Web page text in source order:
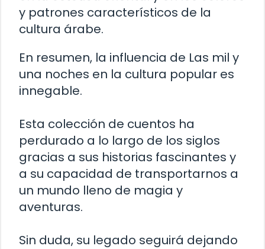
y patrones característicos de la
cultura árabe.
En resumen, la influencia de Las mil y
una noches en la cultura popular es
innegable.
Esta colección de cuentos ha
perdurado a lo largo de los siglos
gracias a sus historias fascinantes y
a su capacidad de transportarnos a
un mundo lleno de magia y
aventuras.
Sin duda, su legado seguirá dejando